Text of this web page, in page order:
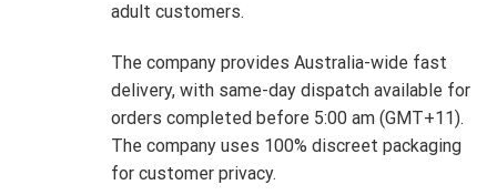
adult customers.
The company provides Australia-wide fast
delivery, with same-day dispatch available for
orders completed before 5:00 am (GMT+11).
The company uses 100% discreet packaging
for customer privacy.